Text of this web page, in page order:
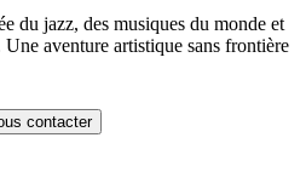
du jazz, des musiques du monde et
aventure artistique sans frontière
contacter